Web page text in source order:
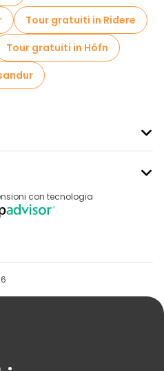
Tour gratuiti in Ridere
Tour gratuiti in Höfn
con tecnologia